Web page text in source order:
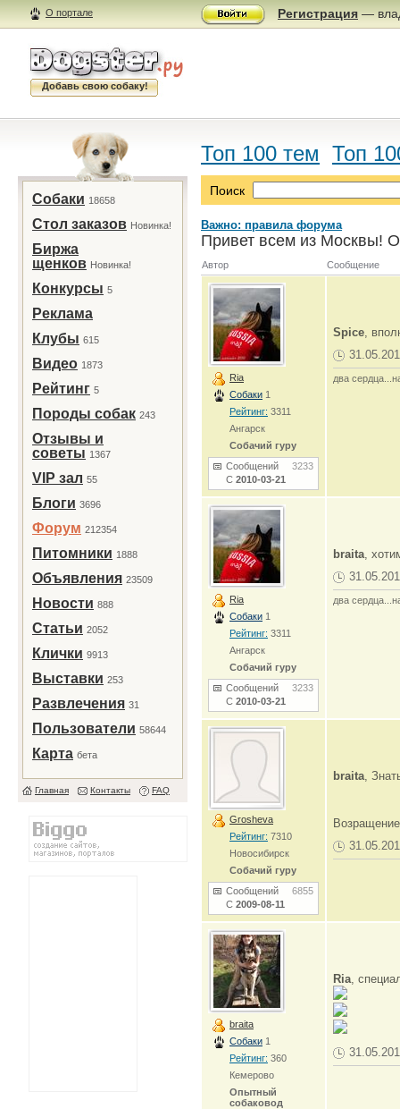
О портале Регистрация —
Добавь свою собаку!
Собаки 18658
Стол заказов Новинка!
Биржа
щенков Новинка!
Конкурсы 5
Реклама
Клубы 615
Видео 1873
Рейтинг 5
Породы собак 243
Отзывы и
советы 1367
VIP зал 55
Блоги 3696
Форум 212354
Питомники 1888
Объявления 23509
Новости 888
Статьи 2052
Клички 9913
Выставки 253
Развлечения 31
Пользователи 58644
Карта бета
Главная Контакты FAQ
Топ 100 тем Топ
Поиск
Важно: правила форума
Привет всем из Москвы!
Автор Сообщение
Ria
Собаки 1
Рейтинг: 3311
Ангарск
Собачий гуру
Сообщений 3233
С 2010-03-21
Spice,
два
Ria
Собаки 1
Рейтинг: 3311
Ангарск
Собачий гуру
Сообщений 3233
С 2010-03-21
braita,
два
Grosheva
Рейтинг: 7310
Новосибирск
Собачий гуру
Сообщений 6855
С 2009-08-11
braita,
braita
Собаки 1
Рейтинг: 360
Кемерово
Опытный
собаковод
Ria,